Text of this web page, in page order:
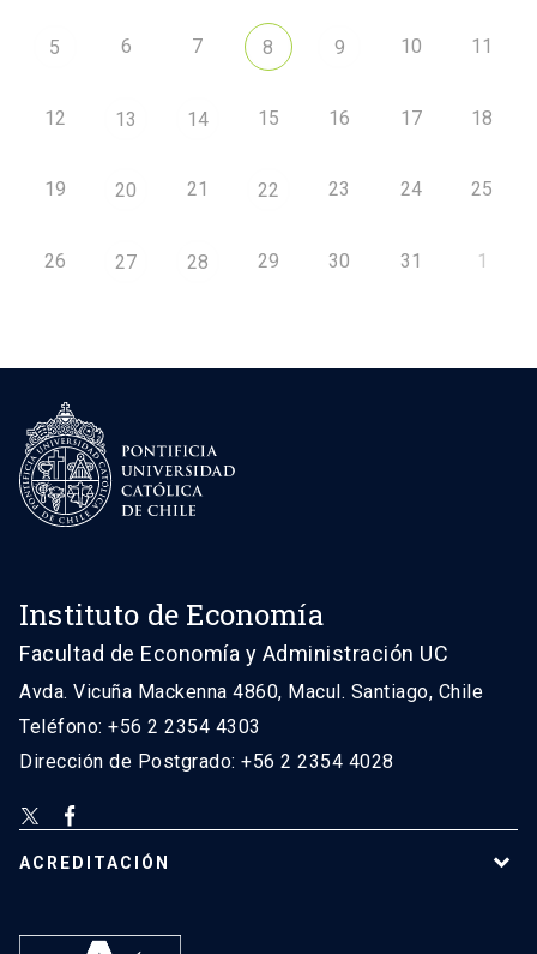
5 6 7 8 9 10 11
12 13 14 15 16 17 18
19 20 21 22 23 24 25
26 27 28 29 30 31 1
Instituto de Economía
Facultad de Economía y Administración UC
Avda. Vicuña Mackenna 4860, Macul. Santiago, Chile
Teléfono: +56 2 2354 4303
Dirección de Postgrado: +56 2 2354 4028
ACREDITACIÓN